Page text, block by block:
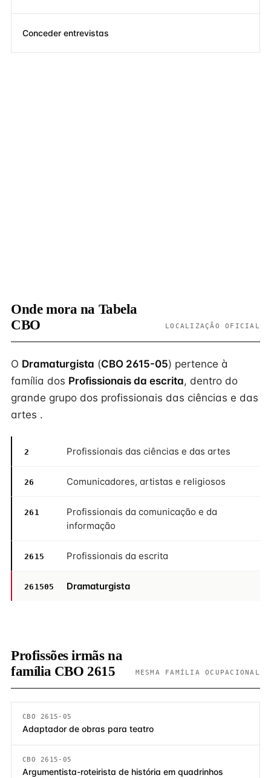
Conceder entrevistas
Onde mora na Tabela
CBO
LOCALIZAÇÃO OFICIAL
O Dramaturgista (CBO 2615-05) pertence à
família dos Profissionais da escrita, dentro do
grande grupo dos profissionais das ciências e das
artes .
2 Profissionais das ciências e das artes
26 Comunicadores, artistas e religiosos
261
Profissionais da comunicação e da
informação
2615 Profissionais da escrita
261505 Dramaturgista
Profissões irmãs na
família CBO 2615
MESMA FAMÍLIA OCUPACIONAL
CBO 2615-05
Adaptador de obras para teatro
CBO 2615-05
Argumentista-roteirista de história em quadrinhos